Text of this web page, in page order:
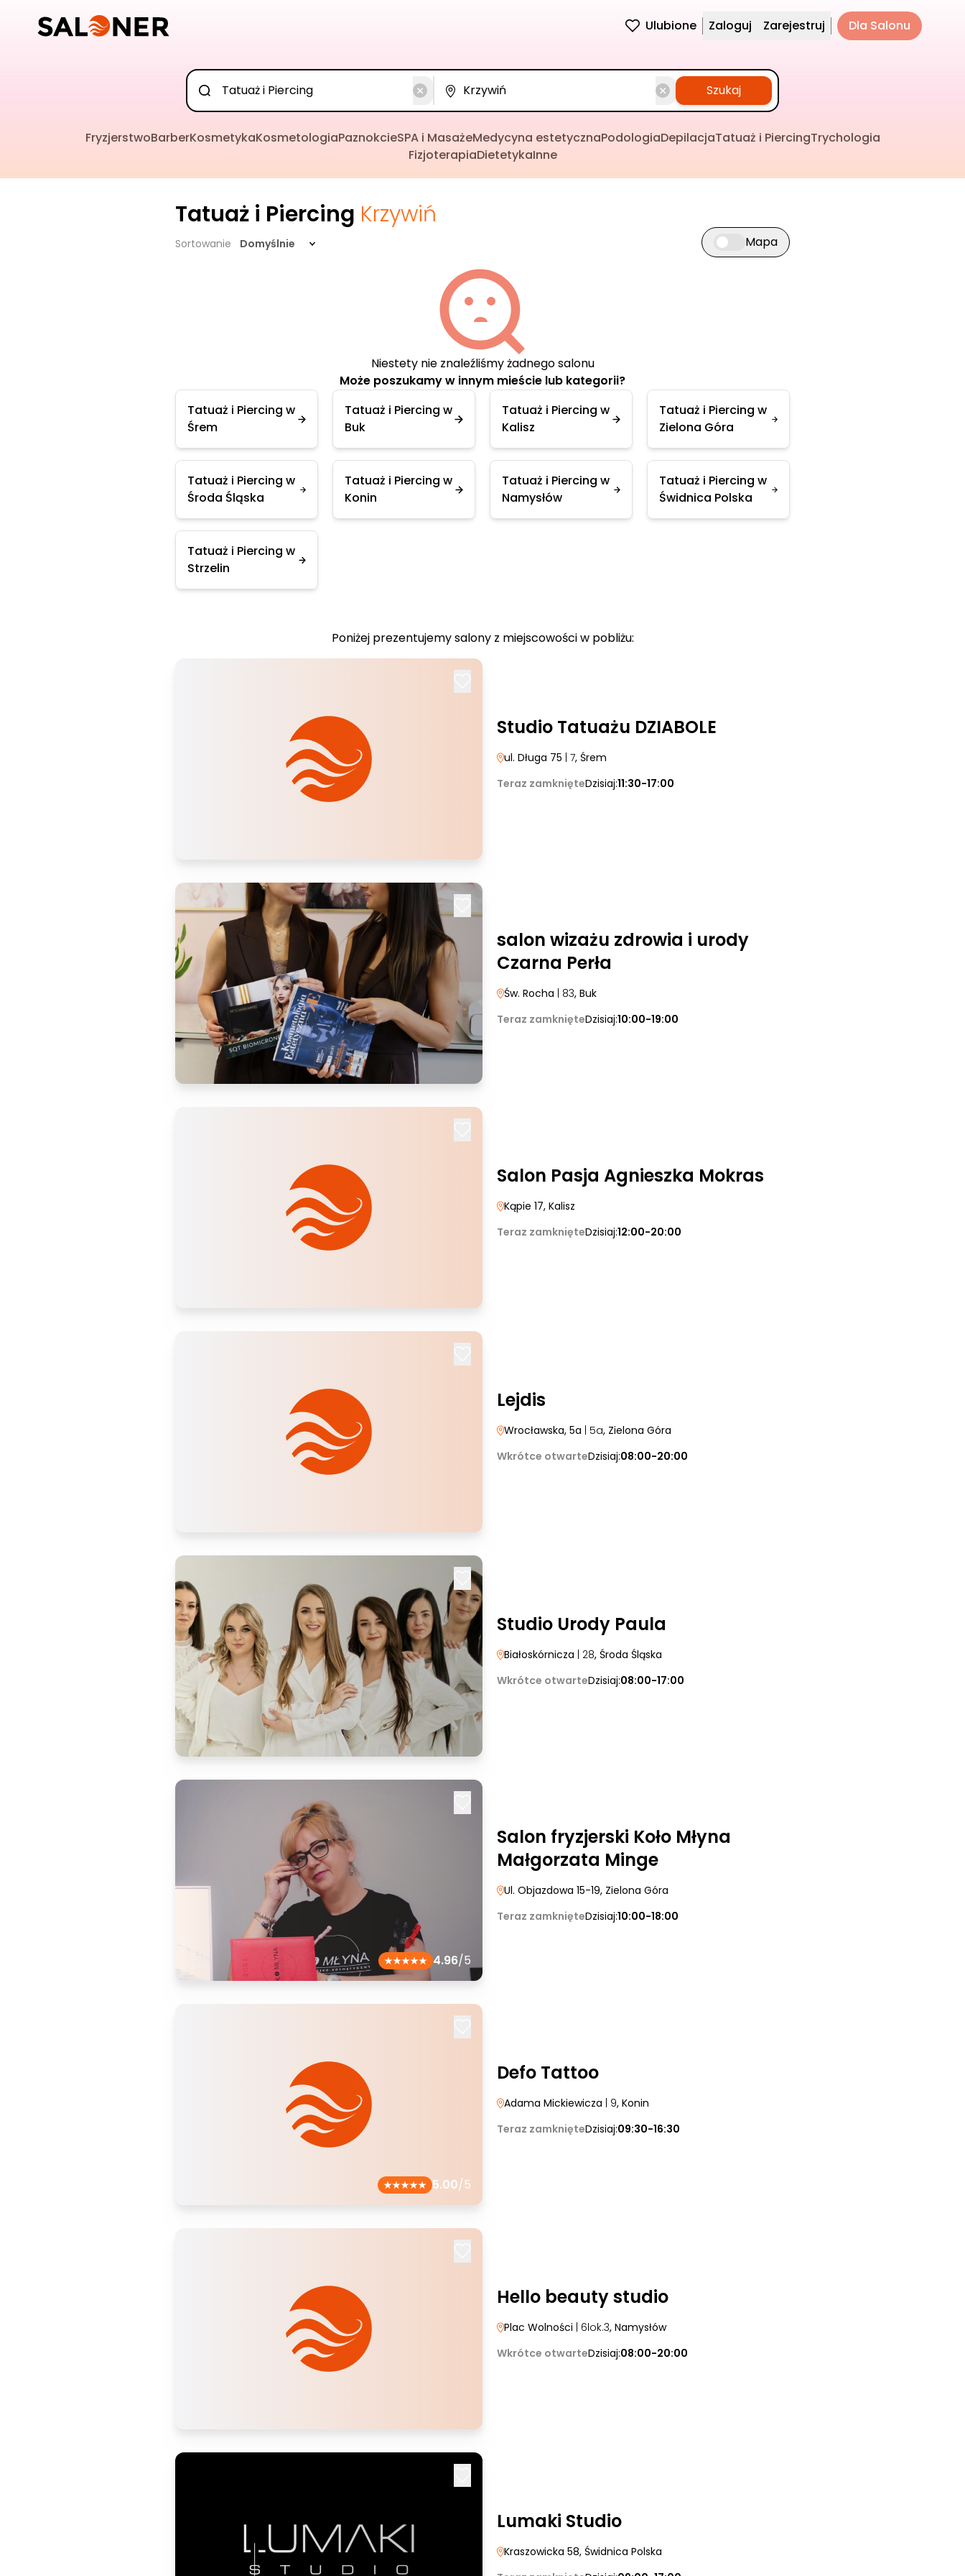
Ulubione Zaloguj Zarejestruj Dla Salonu
Szukaj
FryzjerstwoBarberKosmetykaKosmetologiaPaznokcieSPA i MasażeMedycyna estetycznaPodologiaDepilacjaTatuaż i PiercingTrychologia
FizjoterapiaDietetykaInne
Tatuaż i Piercing Krzywiń
Sortowanie Domyślnie Przełącz widok mapy
Mapa
Niestety nie znaleźliśmy żadnego salonu
Może poszukamy w innym mieście lub kategorii?
Tatuaż i Piercing w
Śrem
Tatuaż i Piercing w
Buk
Tatuaż i Piercing w
Kalisz
Tatuaż i Piercing w
Zielona Góra
Tatuaż i Piercing w
Środa Śląska
Tatuaż i Piercing w
Konin
Tatuaż i Piercing w
Namysłów
Tatuaż i Piercing w
Świdnica Polska
Tatuaż i Piercing w
Strzelin
Poniżej prezentujemy salony z miejscowości w pobliżu:
Studio Tatuażu DZIABOLE
ul. Długa 75 | 7, Śrem
Teraz zamknięteDzisiaj:11:30-17:00
salon wizażu zdrowia i urody
Czarna Perła
Św. Rocha | 83, Buk
Teraz zamknięteDzisiaj:10:00-19:00
Salon Pasja Agnieszka Mokras
Kąpie 17, Kalisz
Teraz zamknięteDzisiaj:12:00-20:00
Lejdis
Wrocławska, 5a | 5a, Zielona Góra
Wkrótce otwarteDzisiaj:08:00-20:00
Studio Urody Paula
Białoskórnicza | 28, Środa Śląska
Wkrótce otwarteDzisiaj:08:00-17:00
4.96/5
Salon fryzjerski Koło Młyna
Małgorzata Minge
Ul. Objazdowa 15-19, Zielona Góra
Teraz zamknięteDzisiaj:10:00-18:00
5.00/5
Defo Tattoo
Adama Mickiewicza | 9, Konin
Teraz zamknięteDzisiaj:09:30-16:30
Hello beauty studio
Plac Wolności | 6lok.3, Namysłów
Wkrótce otwarteDzisiaj:08:00-20:00
Lumaki Studio
Kraszowicka 58, Świdnica Polska